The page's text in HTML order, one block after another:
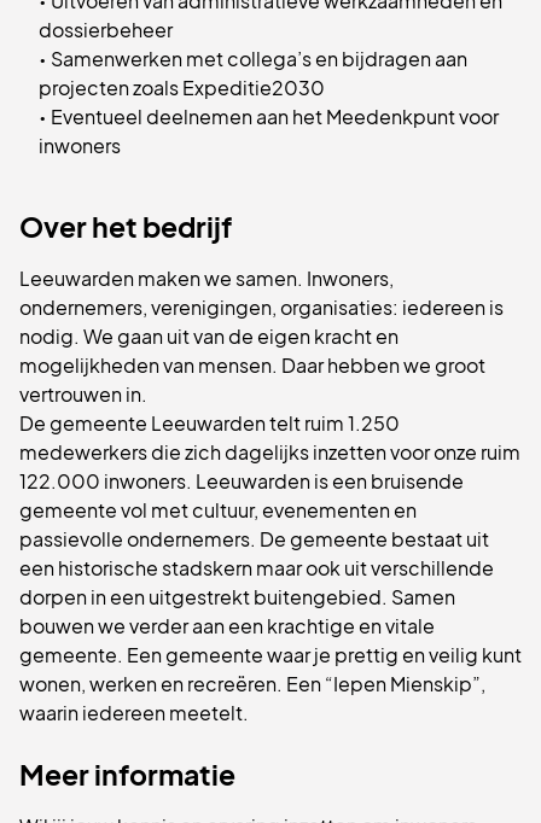
dossierbeheer
• Samenwerken met collega’s en bijdragen aan
projecten zoals Expeditie2030
• Eventueel deelnemen aan het Meedenkpunt voor
inwoners
Over het bedrijf
Leeuwarden maken we samen. Inwoners,
ondernemers, verenigingen, organisaties: iedereen is
nodig. We gaan uit van de eigen kracht en
mogelijkheden van mensen. Daar hebben we groot
vertrouwen in.
De gemeente Leeuwarden telt ruim 1.250
medewerkers die zich dagelijks inzetten voor onze ruim
122.000 inwoners. Leeuwarden is een bruisende
gemeente vol met cultuur, evenementen en
passievolle ondernemers. De gemeente bestaat uit
een historische stadskern maar ook uit verschillende
dorpen in een uitgestrekt buitengebied. Samen
bouwen we verder aan een krachtige en vitale
gemeente. Een gemeente waar je prettig en veilig kunt
wonen, werken en recreëren. Een “Iepen Mienskip”,
waarin iedereen meetelt.
Meer informatie